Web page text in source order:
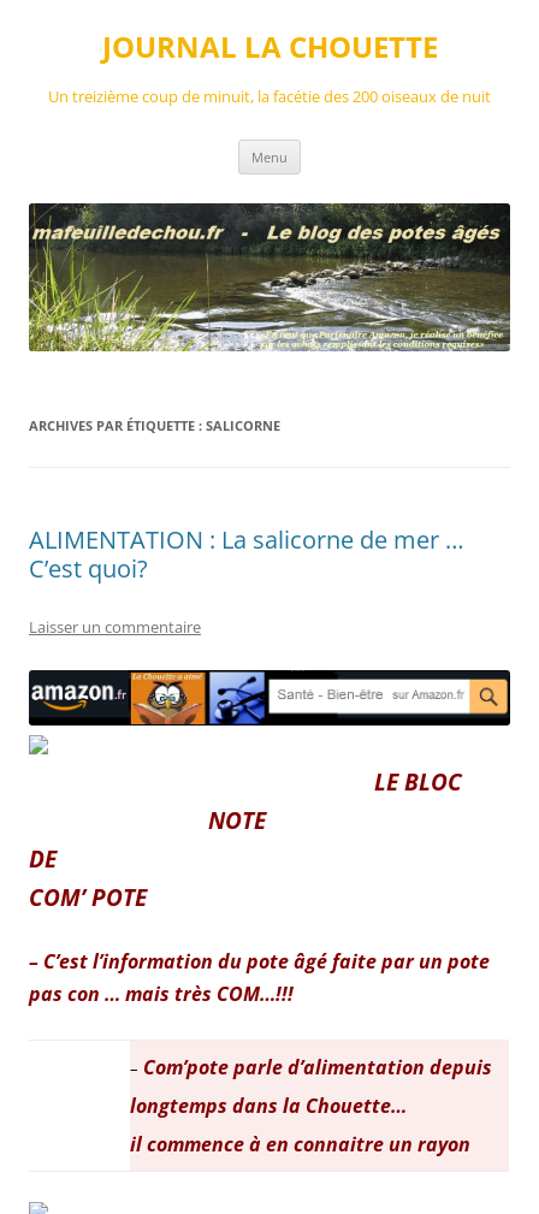
JOURNAL LA CHOUETTE
Un treizième coup de minuit, la facétie des 200 oiseaux de nuit
Menu
ARCHIVES PAR ÉTIQUETTE : SALICORNE
ALIMENTATION : La salicorne de mer …
C’est quoi?
Laisser un commentaire
LE BLOC
NOTE
DE
COM’ POTE
– C’est l’information du pote âgé faite par un pote
pas con … mais très COM…!!!
– Com’pote parle d’alimentation depuis
longtemps dans la Chouette…
il commence à en connaitre un rayon